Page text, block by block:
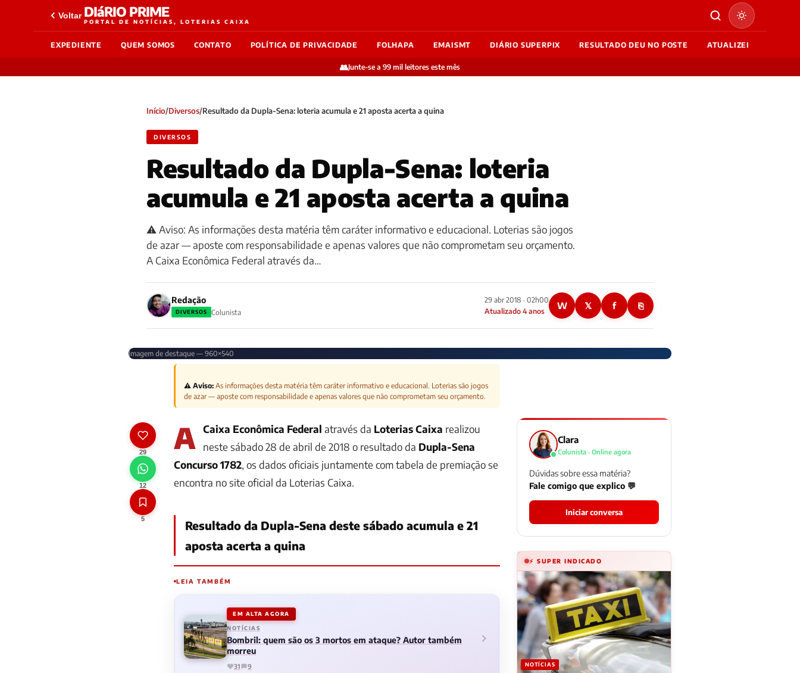
Voltar DIáRIO PRIME
PORTAL DE NOTÍCIAS, LOTERIAS CAIXA
EXPEDIENTE QUEM SOMOS CONTATO POLÍTICA DE PRIVACIDADE FOLHAPA EMAISMT DIÁRIO SUPERPIX RESULTADO DEU NO POSTE ATUALIZEI
👥Junte-se a 99 mil leitores este mês
Início/Diversos/Resultado da Dupla-Sena: loteria acumula e 21 aposta acerta a quina
DIVERSOS
Resultado da Dupla-Sena: loteria
acumula e 21 aposta acerta a quina
⚠️ Aviso: As informações desta matéria têm caráter informativo e educacional. Loterias são jogos
de azar — aposte com responsabilidade e apenas valores que não comprometam seu orçamento.
A Caixa Econômica Federal através da…
Redação
DIVERSOS Colunista
29 abr 2018 · 02h00
Atualizado 4 anos
W 𝕏 f ⎘
Imagem de destaque — 960×540
29
12
5
⚠️ Aviso: As informações desta matéria têm caráter informativo e educacional. Loterias são jogos
de azar — aposte com responsabilidade e apenas valores que não comprometam seu orçamento.
A Caixa Econômica Federal através da Loterias Caixa realizou
neste sábado 28 de abril de 2018 o resultado da Dupla-Sena
Concurso 1782, os dados oficiais juntamente com tabela de premiação se
encontra no site oficial da Loterias Caixa.
Resultado da Dupla-Sena deste sábado acumula e 21
aposta acerta a quina
LEIA TAMBÉM
EM ALTA AGORA
NOTÍCIAS
Bombril: quem são os 3 mortos em ataque? Autor também
morreu
31 9
Clara
Colunista · Online agora
Dúvidas sobre essa matéria?
Fale comigo que explico 💬
Iniciar conversa
⚡ SUPER INDICADO
NOTÍCIAS